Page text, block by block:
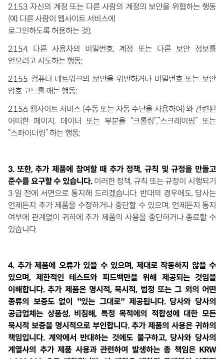
2.1.5.3. 자신의 계정 또는 다른 사람의 계정의 보안을 위협하는 행동
(예: 다른 사람이 웹사이트 서비스에
로그인하도록 허용하는 것);
2.1.5.4. 다른 사용자의 비밀번호, 계정 또는 다른 보안 정보를
얻으려고 시도하는 행동;
2.1.5.5. 컴퓨터 네트워크의 보안을 위반하거나 비밀번호 또는 보안
암호 코드를 깨는 행동;
2.1.5.6. 웹사이트 서비스 (수동 또는 자동 수단을 사용하여) 와 관련된
어떠한 페이지, 데이터 또는 부분을 “크롤링”,”스크레이핑” 또는
“스파이더링” 하는 행동;
3. 또한, 추가 제품에 참여할 때 추가 정책, 규칙 및 규정을 만들고
준수를 요구할 수 있습니다.이러한 정책, 규칙 또는 규정이 시행되기
3 일 전에 서면으로 통지해 드리겠습니다. 반대의 경우에도, 당사는
언제든지 추가 제품을 수정하거나 중단할 수 있으며, 언제든지 통지
여부에 관계없이 귀하에 추가 제품의 사용을 중단하거나 종료할 수
있습니다.
4. 추가 제품에 오류가 있을 수 있으며, 제대로 작동하지 않을 수
있으며, 제한적인 테스트와 피드백만을 위해 제공되는 것임을
이해합니다. 추가 제품은 명시적, 묵시적, 법정 또는 그 외의 어떤
종류의 보증도 없이 "있는 그대로" 제공됩니다. 당사와 당사의
공급업체는 상품성, 비침해, 특정 목적에의 적합성에 대한 모든
묵시적 보증을 명시적으로 부인합니다. 추가 제품의 사용은 귀하의
책임입니다. 계약에서 반대하는 것에도 불구하고, 당사와 당사의
계열사의 추가 제품 사용과 관련하여 발생하는 총 책임은 KRW